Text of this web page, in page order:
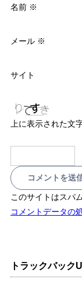
名前 ※
メール ※
サイト
上に表示された文
このサイトはスパ
コメントデータの
トラックバック